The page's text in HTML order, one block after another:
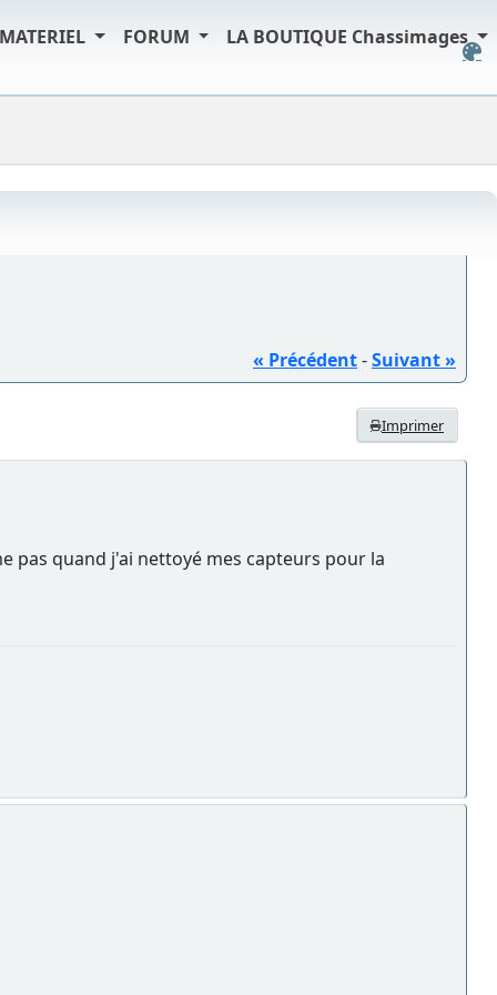
MATERIEL FORUM LA BOUTIQUE Chassimages
« Précédent-Suivant »
Imprimer
pas quand j'ai nettoyé mes capteurs pour la